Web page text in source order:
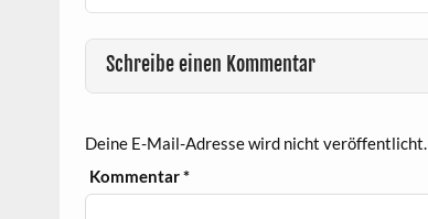
Schreibe einen Kommentar
Deine E-Mail-Adresse wird nicht veröffentlicht.
Kommentar*